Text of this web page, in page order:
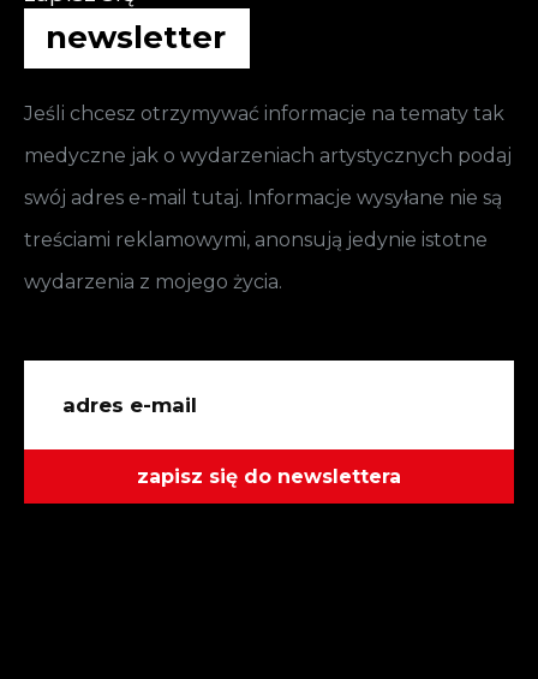
newsletter
Jeśli chcesz otrzymywać informacje na tematy tak
medyczne jak o wydarzeniach artystycznych podaj
swój adres e-mail tutaj. Informacje wysyłane nie są
treściami reklamowymi, anonsują jedynie istotne
wydarzenia z mojego życia.
zapisz się do newslettera